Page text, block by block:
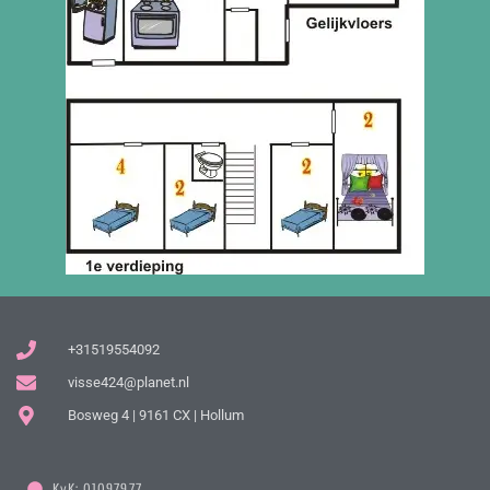
+31519554092
visse424@planet.nl
Bosweg 4 | 9161 CX | Hollum